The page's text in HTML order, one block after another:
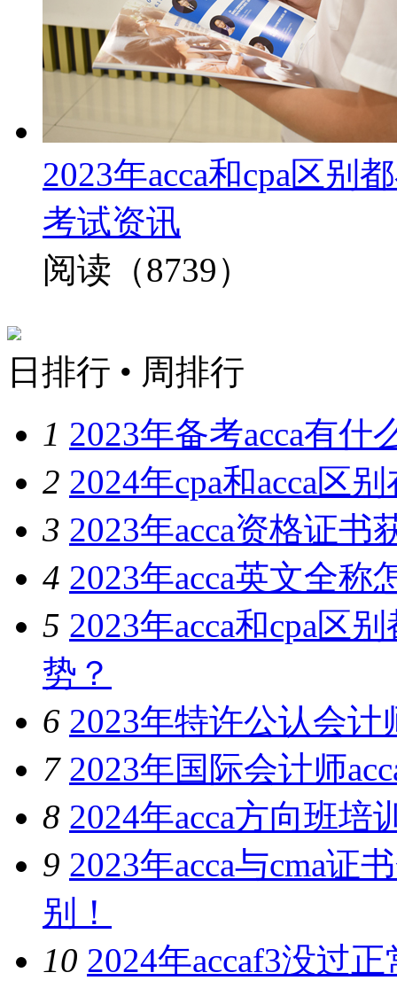
2023年acca和cpa区别
考试资讯
阅读（8739）
日排行 • 周排行
1 2023年备考acca有
2 2024年cpa和acca区
3 2023年acca资格证
4 2023年acca英文全
5 2023年acca和cpa区
势？
6 2023年特许公认会
7 2023年国际会计师
8 2024年acca方向班
9 2023年acca与cma证
别！
10 2024年accaf3没过